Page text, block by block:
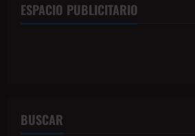
ESPACIO PUBLICITARIO
BUSCAR